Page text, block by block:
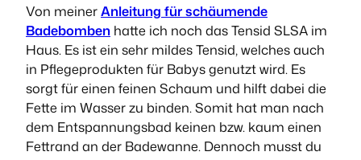
Von meinerAnleitung für schäumende
Badebomben hatte ich noch das Tensid SLSA im
Haus. Es ist ein sehr mildes Tensid, welches auch
in Pflegeprodukten für Babys genutzt wird. Es
sorgt für einen feinen Schaum und hilft dabei die
Fette im Wasser zu binden. Somit hat man nach
dem Entspannungsbad keinen bzw. kaum einen
Fettrand an der Badewanne. Dennoch musst du